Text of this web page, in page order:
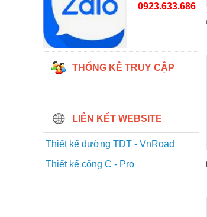
0923.633.686
THỐNG KÊ TRUY CẬP
LIÊN KẾT WEBSITE
Thiết kế đường TDT - VnRoad
Thiết kế cống C - Pro